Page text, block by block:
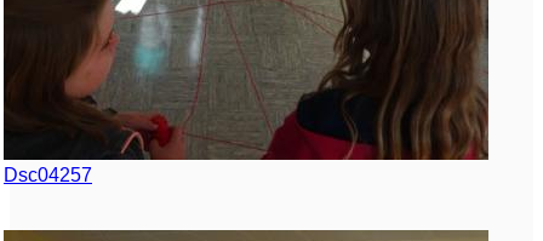
Dsc04257